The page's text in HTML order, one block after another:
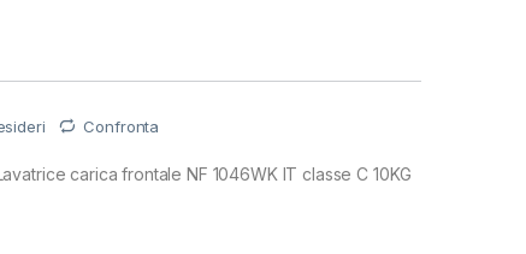
Confronta
carica frontale NF 1046WK IT classe C 10KG